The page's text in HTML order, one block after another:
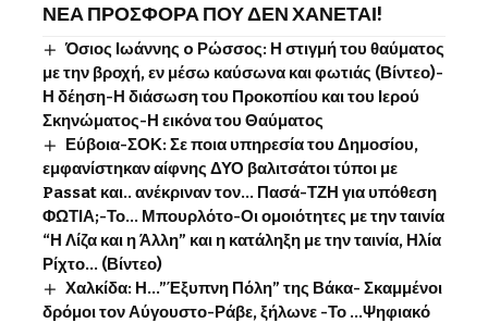
ΝΕΑ ΠΡΟΣΦΟΡΑ ΠΟΥ ΔΕΝ ΧΑΝΕΤΑΙ!
Όσιος Ιωάννης o Ρώσσος: Η στιγμή του θαύματος
με την βροχή, εν μέσω καύσωνα και φωτιάς (Βίντεο)-
Η δέηση-Η διάσωση του Προκοπίου και του Ιερού
Σκηνώματος-Η εικόνα του Θαύματος
Εύβοια-ΣΟΚ: Σε ποια υπηρεσία του Δημοσίου,
εμφανίστηκαν αίφνης ΔΥΟ βαλιτσάτοι τύποι με
Passat και.. ανέκριναν τον… Πασά-ΤΖΗ για υπόθεση
ΦΩΤΙΑ;-Το… Μπουρλότο-Οι ομοιότητες με την ταινία
“Η Λίζα και η Άλλη” και η κατάληξη με την ταινία, Ηλία
Ρίχτο… (Βίντεο)
Χαλκίδα: Η…”Έξυπνη Πόλη” της Βάκα- Σκαμμένοι
δρόμοι τον Αύγουστο-Ράβε, ξήλωνε -Το …Ψηφιακό